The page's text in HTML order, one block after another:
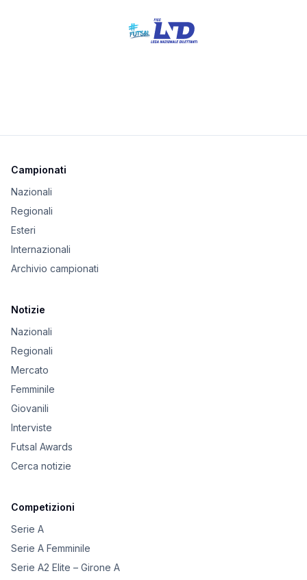
Campionati
Nazionali
Regionali
Esteri
Internazionali
Archivio campionati
Notizie
Nazionali
Regionali
Mercato
Femminile
Giovanili
Interviste
Futsal Awards
Cerca notizie
Competizioni
Serie A
Serie A Femminile
Serie A2 Elite – Girone A